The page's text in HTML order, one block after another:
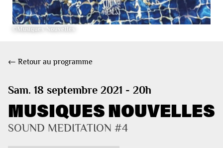
©Musiques Nouvelles
← Retour au programme
Sam. 18 septembre 2021 - 20h
MUSIQUES NOUVELLES
SOUND MEDITATION #4